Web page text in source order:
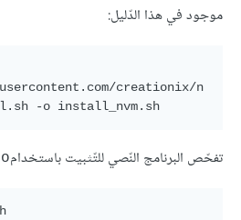
موجود في هذا الدّليل:
com/creationix/n
sh -o install_nvm. sh
تفحّص البرنامج النّصي للتّثبيت باستخدام